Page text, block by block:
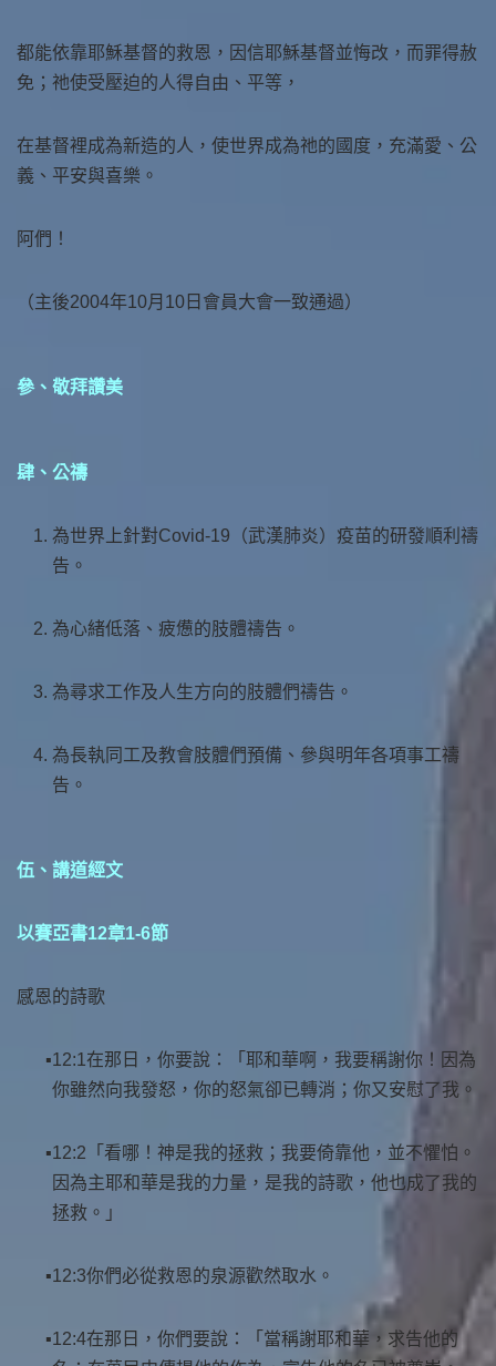
都能依靠耶穌基督的救恩，因信耶穌基督並悔改，而罪得赦
免；祂使受壓迫的人得自由、平等，
在基督裡成為新造的人，使世界成為祂的國度，充滿愛、公
義、平安與喜樂。
阿們！
（主後2004年10月10日會員大會一致通過）
參、敬拜讚美
肆、公禱
為世界上針對Covid-19（武漢肺炎）疫苗的研發順利禱
告。
為心緒低落、疲憊的肢體禱告。
為尋求工作及人生方向的肢體們禱告。
為長執同工及教會肢體們預備、參與明年各項事工禱
告。
伍、講道經文
以賽亞書12章1-6節
感恩的詩歌
12:1在那日，你要說：「耶和華啊，我要稱謝你！因為
你雖然向我發怒，你的怒氣卻已轉消；你又安慰了我。
12:2「看哪！神是我的拯救；我要倚靠他，並不懼怕。
因為主耶和華是我的力量，是我的詩歌，他也成了我的
拯救。」
12:3你們必從救恩的泉源歡然取水。
12:4在那日，你們要說：「當稱謝耶和華，求告他的